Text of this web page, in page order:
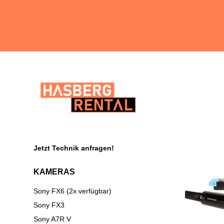
Jetzt Technik anfragen!
KAMERAS
Sony FX6 (2x verfügbar)
Sony FX3
Sony A7R V